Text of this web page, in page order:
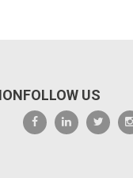
FOLLOW US